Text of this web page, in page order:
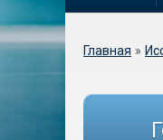
Вы
Главная »